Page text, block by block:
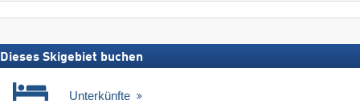
Dieses Skigebiet buchen
Unterkünfte